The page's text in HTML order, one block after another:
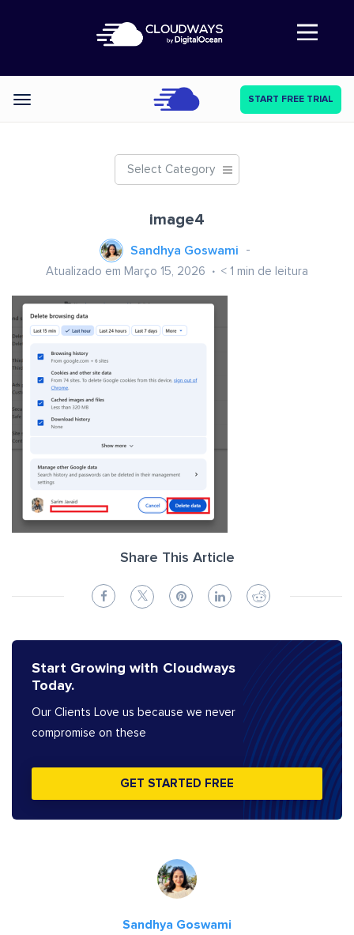
Abre a navegação
Categories START FREE TRIAL
Select Category
image4
Sandhya Goswami
Atualizado em Março 15, 2026 < 1 min de leitura
Share This Article
Start Growing with Cloudways
Today.
Our Clients Love us because we never
compromise on these
GET STARTED FREE
Sandhya Goswami